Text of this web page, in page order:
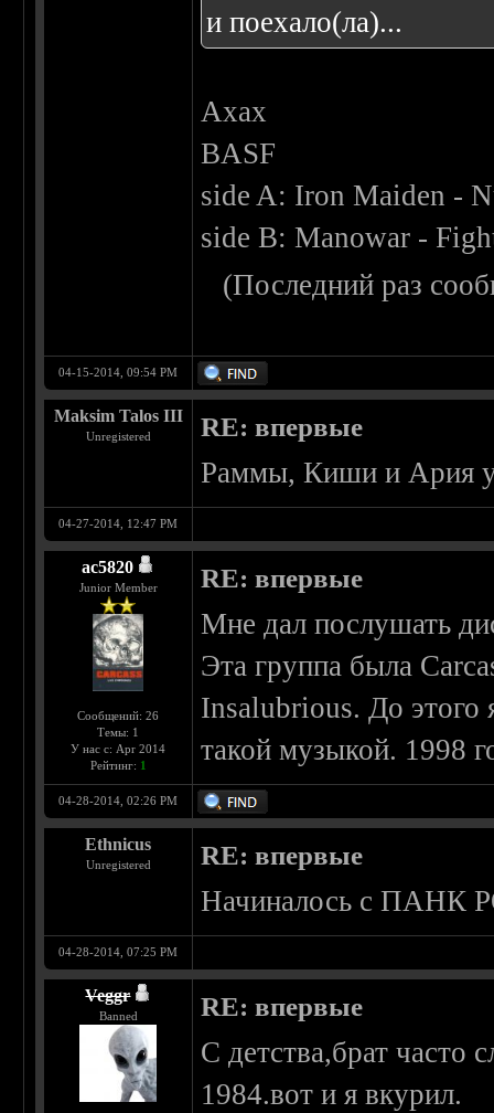
и поехало(ла)...
Ахах
BASF
side A: Iron Maiden -
side B: Manowar -
(Последний раз
04-15-2014, 09:54 PM
Maksim Talos III
Unregistered RE: впервые
Раммы, Киши и Ария у
04-27-2014, 12:47 PM
ac5820
Junior Member
Сообщений: 26
Темы: 1
У нас с: Apr 2014
Рейтинг: 1
RE: впервые
Мне дал послушать
Эта группа была
Insalubrious. До
такой музыкой. 1998
04-28-2014, 02:26 PM
Ethnicus
Unregistered RE: впервые
Начиналось с ПАНК
04-28-2014, 07:25 PM
Veggr
Banned RE: впервые
С детства,брат часто
1984.вот и я вкурил.